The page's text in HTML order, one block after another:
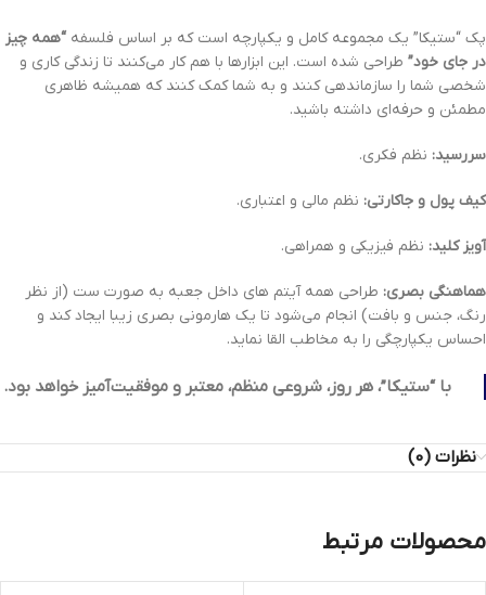
پک “ستیکا” یک مجموعه کامل و یکپارچه است که بر اساس فلسفه “همه چیز
در جای خود” طراحی شده است. این ابزارها با هم کار می‌کنند تا زندگی کاری و
شخصی شما را سازماندهی کنند و به شما کمک کنند که همیشه ظاهری
مطمئن و حرفه‌ای داشته باشید.
سررسید: نظم فکری.
کیف پول و جاکارتی: نظم مالی و اعتباری.
آویز کلید: نظم فیزیکی و همراهی.
هماهنگی بصری: طراحی همه آیتم های داخل جعبه به صورت ست (از نظر
رنگ، جنس و بافت) انجام می‌شود تا یک هارمونی بصری زیبا ایجاد کند و
احساس یکپارچگی را به مخاطب القا نماید.
با “ستیکا”، هر روز، شروعی منظم، معتبر و موفقیت‌آمیز خواهد بود.
نظرات (0)
محصولات مرتبط